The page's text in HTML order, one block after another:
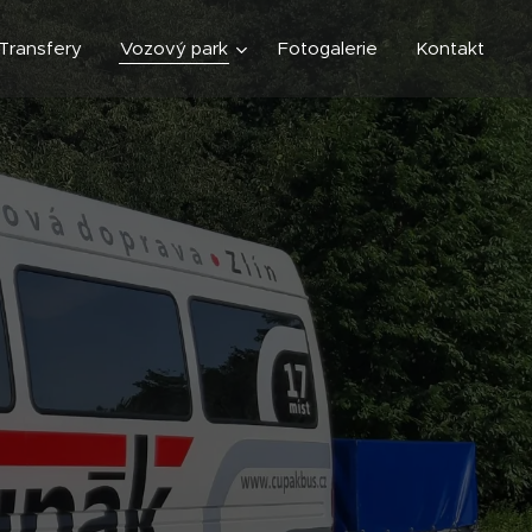
Vozový park Fotogalerie Kontakt